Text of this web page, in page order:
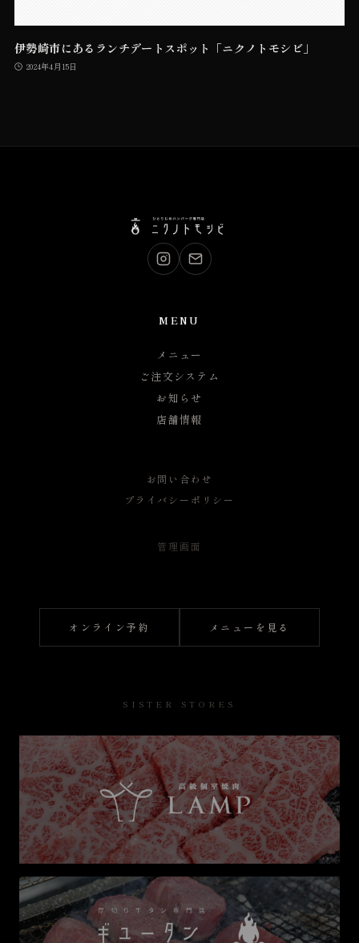
伊勢崎市にあるランチデートスポット「ニクノトモシビ」
2024年4月15日
MENU
メニュー
ご注文システム
お知らせ
店舗情報
お問い合わせ
プライバシーポリシー
管理画面
オンライン予約 メニューを見る
SISTER STORES